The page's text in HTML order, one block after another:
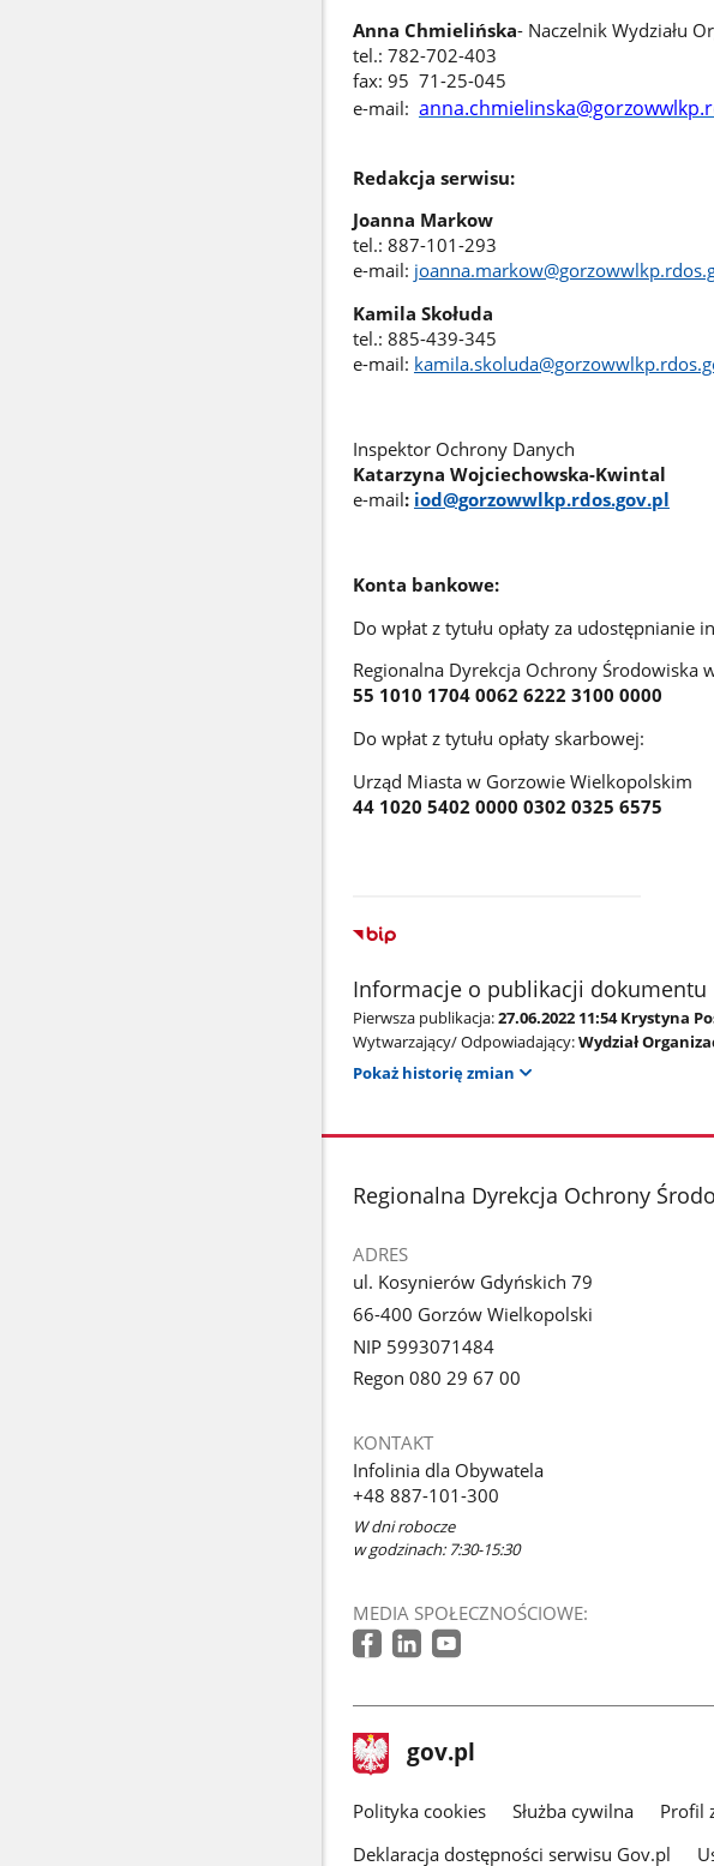
Anna Chmielińska- Naczelnik Wydziału
tel.: 782-702-403
fax: 95 71-25-045
e-mail:
Redakcja serwisu:
Joanna Markow
tel.: 887-101-293
e-mail:
Kamila Skołuda
tel.: 885-439-345
e-mail:
Inspektor Ochrony Danych
Katarzyna Wojciechowska-Kwintal
e-mail: iod@gorzowwlkp.rdos.gov.pl
Konta bankowe:
Do wpłat z tytułu opłaty za udostępnianie
Regionalna Dyrekcja Ochrony Środowiska
55 1010 1704 0062 6222 3100 0000
Do wpłat z tytułu opłaty skarbowej:
Urząd Miasta w Gorzowie Wielkopolskim
44 1020 5402 0000 0302 0325 6575
Informacje o publikacji dokumentu
Pierwsza publikacja:27.06.2022 11:54 Krystyna
Wytwarzający/ Odpowiadający:Wydział
Pokaż historię zmian
stopka
Regionalna Dyrekcja Ochrony
ADRES
ul. Kosynierów Gdyńskich 79
66-400 Gorzów Wielkopolski
NIP 5993071484
Regon 080 29 67 00
KONTAKT
Infolinia dla Obywatela
+48 887-101-300
W dni robocze
w godzinach: 7:30-15:30
MEDIA SPOŁECZNOŚCIOWE:
stopka
gov.pl Strona
gov.pl
gov.pl
Polityka cookies Służba cywilna Profil
Deklaracja dostępności serwisu Gov.pl